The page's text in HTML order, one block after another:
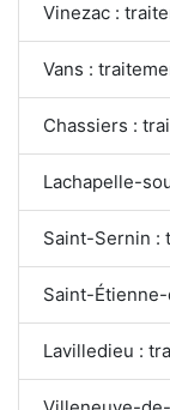
Vinezac :
Vans :
Chassiers :
Lachapelle-
Saint-Sernin :
Saint-
Lavilledieu :